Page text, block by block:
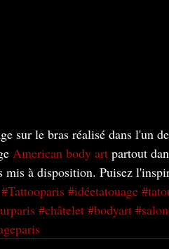
sur le bras réalisé dans l'un
American body art partout
mis à disposition. Puisez
#Tattooparis #idéetatouage
#châtelet #bodyart